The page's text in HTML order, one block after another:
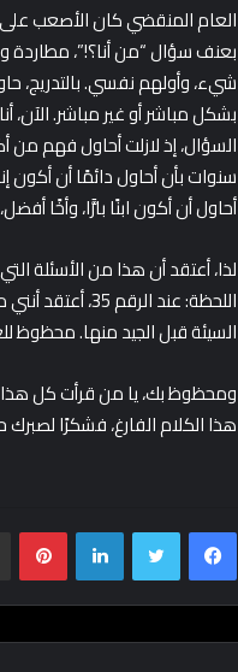
العام المنقضي كان الأصعب
بعنف سؤال “من أنا؟!”،
شيء، وأولهم نفسي. بالتدريج،
بشكل مباشر أو غير مباشر.
السؤال، إذ لازلت أحاول فهم
سنوات بأن أحاول دائمًا أن أكون
أحاول أن أكون ابنًا بارًّا، وأخًا
لذا، أعتقد أن هذا من الأسئلة
اللحظة: عند
السيئة قبل الجيد منها. محظوظ
ومحظوظ بك، يا من قرأت كل هذا
هذا الكلام الفارغ، فشكرًا
Facebook
Twitter
LinkedIn
Pinterest